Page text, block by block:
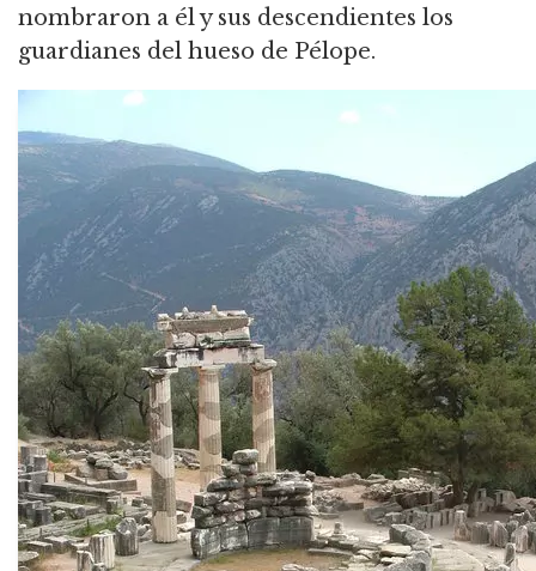
nombraron a él y sus descendientes los
guardianes del hueso de Pélope.